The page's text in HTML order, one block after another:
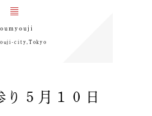
city,Tokyo
り５月１０日